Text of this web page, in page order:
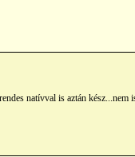
natívval is aztán